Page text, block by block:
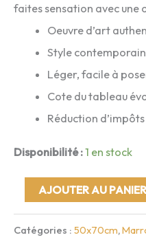
faites sensation avec une
Oeuvre d’art
Style
Léger, facile à
Cote du tableau
Réduction d’impôts
Disponibilité :1 en stock
quantité
Paréidolie
AJOUTER AU
Catégories : 50x70cm,